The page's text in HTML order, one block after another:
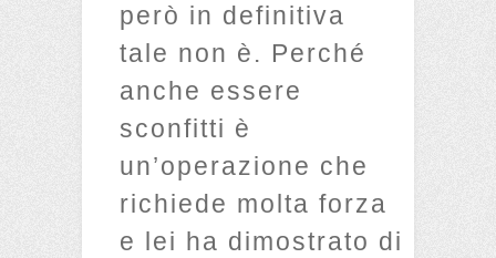
però in definitiva
tale non è. Perché
anche essere
sconfitti è
un’operazione che
richiede molta forza
e lei ha dimostrato di